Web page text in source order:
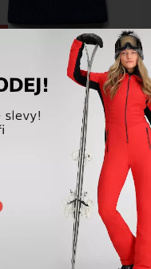
lyžařská čepice Lego Wear
803-443 Pink
Kč Kč